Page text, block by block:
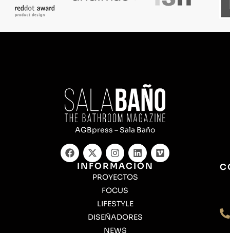
AGBpress – Sala Baño
INFORMACIÓN
PROYECTOS
FOCUS
LIFESTYLE
DISEÑADORES
NEWS